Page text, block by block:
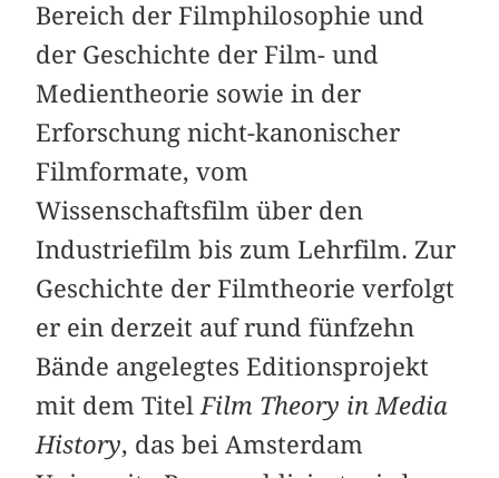
Bereich der Filmphilosophie und
der Geschichte der Film- und
Medientheorie sowie in der
Erforschung nicht-kanonischer
Filmformate, vom
Wissenschaftsfilm über den
Industriefilm bis zum Lehrfilm. Zur
Geschichte der Filmtheorie verfolgt
er ein derzeit auf rund fünfzehn
Bände angelegtes Editionsprojekt
mit dem Titel Film Theory in Media
History, das bei Amsterdam